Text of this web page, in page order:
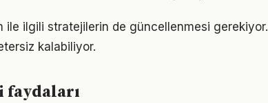
ile ilgili stratejilerin de güncellenmesi gerekiyor.
kalabiliyor.
faydaları